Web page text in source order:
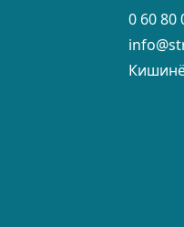
0 60 80